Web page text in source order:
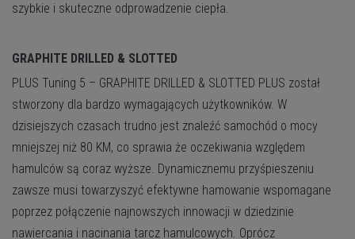
szybkie i skuteczne odprowadzenie ciepła.
GRAPHITE DRILLED & SLOTTED
PLUS Tuning 5 – GRAPHITE DRILLED & SLOTTED PLUS został
stworzony dla bardzo wymagających użytkowników. W
dzisiejszych czasach trudno jest znaleźć samochód o mocy
mniejszej niż 80 KM, co sprawia że oczekiwania względem
hamulców są coraz wyższe. Dynamicznemu przyśpieszeniu
zawsze musi towarzyszyć efektywne hamowanie wspomagane
poprzez połączenie najnowszych innowacji w dziedzinie
nawiercania i nacinania tarcz hamulcowych. Oprócz